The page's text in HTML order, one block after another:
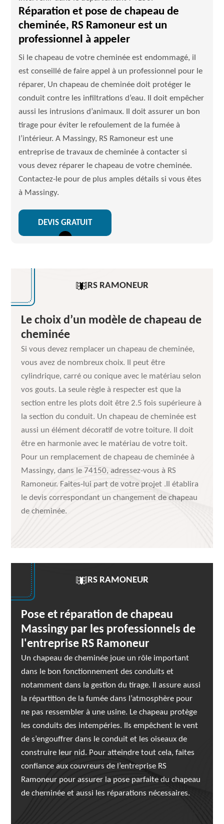
Réparation et pose de chapeau de
cheminée, RS Ramoneur est un
professionnel à appeler
Si le chapeau de votre cheminée est endommagé, il
est conseillé de faire appel à un professionnel pour le
réparer, Un chapeau de cheminée doit protéger le
conduit contre les infiltrations d’eau. Il doit empêcher
aussi les intrusions d’animaux. Il doit assurer un bon
tirage pour éviter le refoulement de la fumée à
l’intérieur. A Massingy, RS Ramoneur est une
entreprise de travaux de cheminée à contacter si
vous devez réparer le chapeau de votre cheminée.
Contactez-le pour de plus amples détails si vous êtes
à Massingy.
DEVIS GRATUIT
RS RAMONEUR
Le choix d’un modèle de chapeau de
cheminée
Si vous devez remplacer un chapeau de cheminée,
vous avez de nombreux choix. Il peut être
cylindrique, carré ou conique avec le matériau selon
vos gouts. La seule règle à respecter est que la
section entre les plots doit être 2.5 fois supérieure à
la section du conduit. Un chapeau de cheminée est
aussi un élément décoratif de votre toiture. Il doit
être en harmonie avec le matériau de votre toit.
Pour un remplacement de chapeau de cheminée à
Massingy, dans le 74150, adressez-vous à RS
Ramoneur. Faites-lui part de votre projet .Il établira
le devis correspondant un changement de chapeau
de cheminée.
RS RAMONEUR
Pose et réparation de chapeau
Massingy par les professionnels de
l'entreprise RS Ramoneur
Un chapeau de cheminée joue un rôle important
dans le bon fonctionnement des conduits et
notamment dans la gestion du tirage. Il assure aussi
la répartition de la fumée dans l’atmosphère pour
ne pas ressembler à une usine. Le chapeau protège
les conduits des intempéries. Ils empêchent le vent
de s’engouffrer dans le conduit et les oiseaux de
construire leur nid. Pour atteindre tout cela, faites
confiance aux couvreurs de l’entreprise RS
Ramoneur pour assurer la pose parfaite du chapeau
de cheminée et aussi les réparations nécessaires.